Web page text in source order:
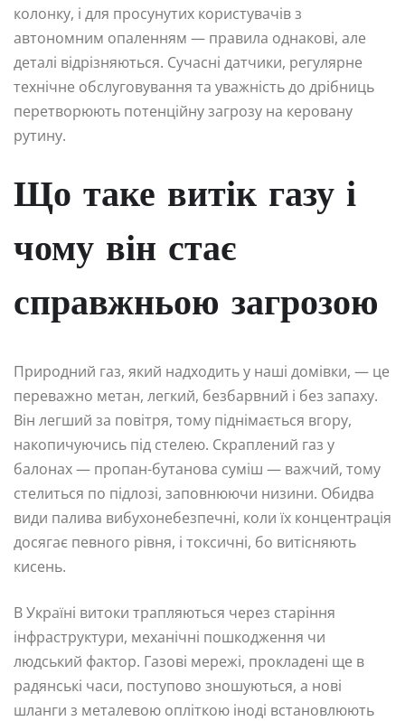
колонку, і для просунутих користувачів з
автономним опаленням — правила однакові, але
деталі відрізняються. Сучасні датчики, регулярне
технічне обслуговування та уважність до дрібниць
перетворюють потенційну загрозу на керовану
рутину.
Що таке витік газу і
чому він стає
справжньою загрозою
Природний газ, який надходить у наші домівки, — це
переважно метан, легкий, безбарвний і без запаху.
Він легший за повітря, тому піднімається вгору,
накопичуючись під стелею. Скраплений газ у
балонах — пропан-бутанова суміш — важчий, тому
стелиться по підлозі, заповнюючи низини. Обидва
види палива вибухонебезпечні, коли їх концентрація
досягає певного рівня, і токсичні, бо витісняють
кисень.
В Україні витоки трапляються через старіння
інфраструктури, механічні пошкодження чи
людський фактор. Газові мережі, прокладені ще в
радянські часи, поступово зношуються, а нові
шланги з металевою опліткою іноді встановлюють